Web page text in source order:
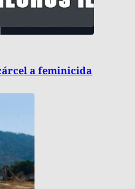
a feminicida